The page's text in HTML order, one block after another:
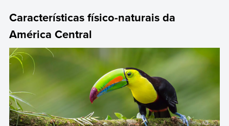
Características físico-naturais da
América Central